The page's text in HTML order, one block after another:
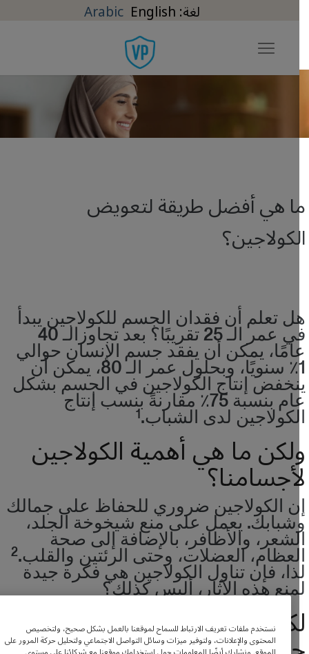
English
Arabic
إلى المحتوى الرئيسي
هي أفضل طريقة لتعويض
تعلم أن فقدان الجسم للكولاجين يبدأ
في عمر الـ 25 تقريبًا؟ بعد تجاوزالـ 40
يمكن أن يفقد جسم الإنسان حوالي
1٪ سنويًا، وبحلول عمر الـ 80، يمكن أن
إنتاج الكولاجين في الجسم بشكل
عام بنسبة 75٪ مقارنةً بنسب إنتاج
لدى الشباب.1
ما هي أهمية الكولاجين
الكولاجين ضروري للحفاظ على جمالك
يعمل على منع شيخوخة الجلد،
والأظافر، بالإضافة إلى صحة
العضلات، وحتى الرئتين والقلب.2
فإن تناول الكولاجين هي فكرة جيدة
هذه الآثار، أليس كذلك؟
هل الكولاجين البديل فعَّال
نستخدم ملفات تعريف الارتباط للسماح لموقعنا بالعمل بشكل صحيح، ولتخصيص
المحتوى والإعلانات، ولتوفير ميزات وسائل التواصل الاجتماعي ولتحليل حركة المرور على